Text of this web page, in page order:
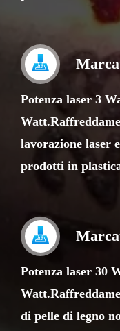
Potenza laser 3
lavorazione laser
prodotti in
Potenza laser 30
di pelle di legno